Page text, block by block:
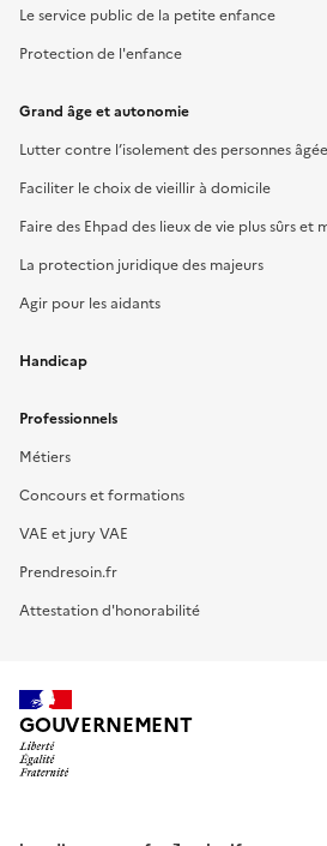
Le service public de la petite enfance
Protection de l'enfance
Grand âge et autonomie
Lutter contre l’isolement des personnes
Faciliter le choix de vieillir à domicile
Faire des Ehpad des lieux de vie plus sûrs et
La protection juridique des majeurs
Agir pour les aidants
Handicap
Professionnels
Métiers
Concours et formations
VAE et jury VAE
Prendresoin.fr
Attestation d'honorabilité
GOUVERNEMENT